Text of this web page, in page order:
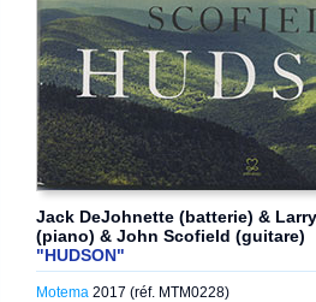
Jack DeJohnette (batterie) &
(piano) & John Scofield (guitare)
"HUDSON"
Motema 2017 (réf. MTM0228)